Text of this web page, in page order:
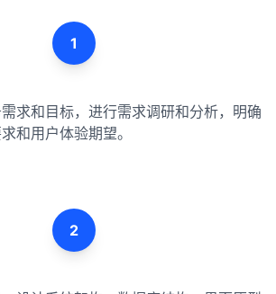
求和目标，进行需求调研和分析，明确
和用户体验期望。
1
2